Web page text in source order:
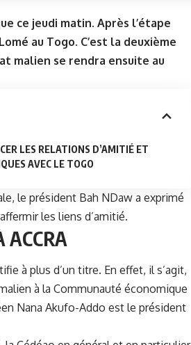
ce jeudi matin. Après l’étape
au Togo. C’est la deuxième
malien se rendra ensuite au
LES RELATIONS D’AMITIÉ ET
AVEC LE TOGO
le président Bah NDaw a exprimé
les liens d’amitié.
ACCRA
à plus d’un titre. En effet, il s’agit,
à la Communauté économique
Nana Akufo-Addo est le président